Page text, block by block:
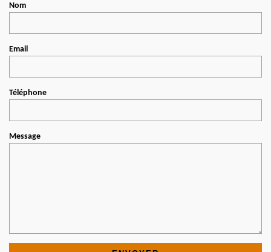
Nom
Email
Téléphone
Message